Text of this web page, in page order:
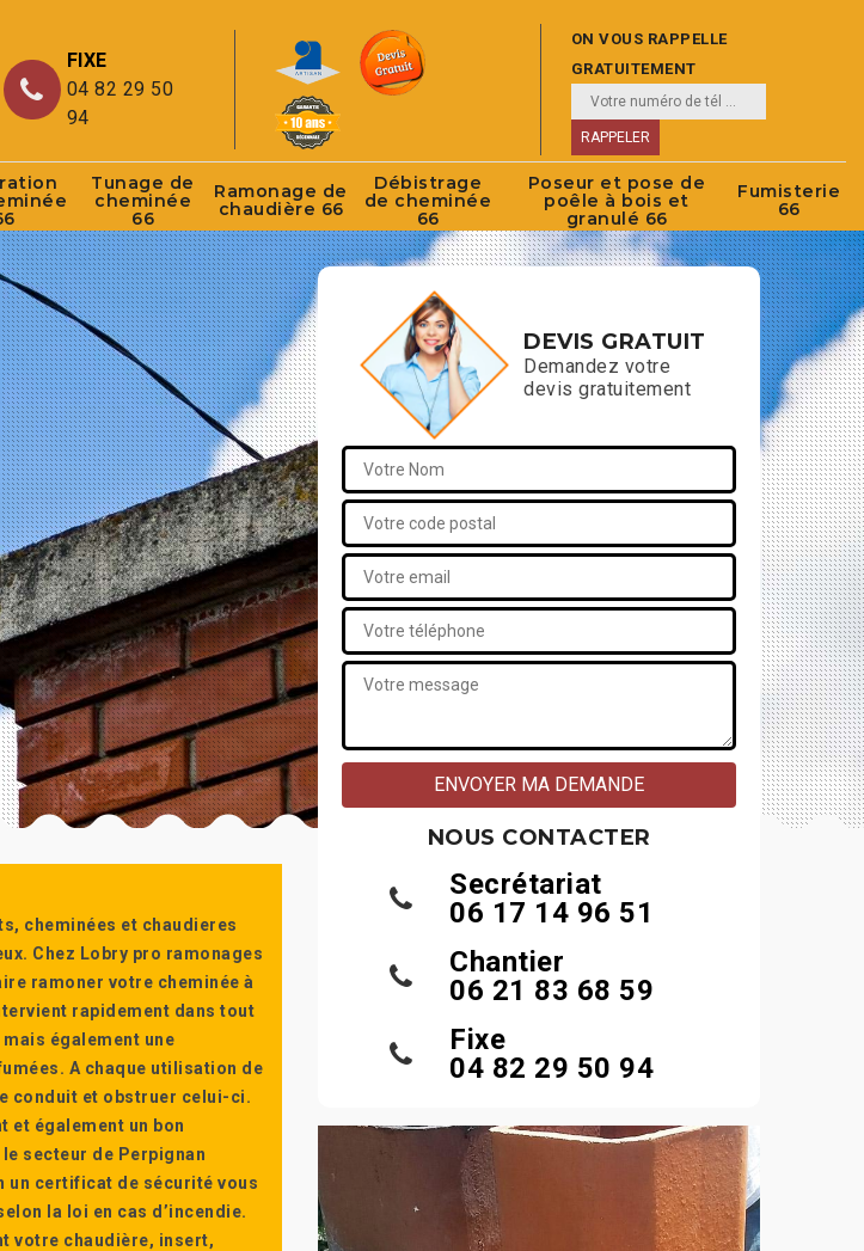
FIXE
04 82 29 50
94
ON VOUS RAPPELLE
GRATUITEMENT
Tunage de
cheminée
66
Ramonage de
chaudière 66
Débistrage
de cheminée
66
Poseur et pose de
poêle à bois et
granulé 66
Fumisterie
66
cheminées et chaudieres
Chez Lobry pro ramonages
ramoner votre cheminée à
rapidement dans tout
également une
A chaque utilisation de
conduit et obstruer celui-ci.
et également un bon
secteur de Perpignan
un certificat de sécurité vous
la loi en cas d’incendie.
votre chaudière, insert,
DEVIS GRATUIT
Demandez votre
devis gratuitement
NOUS CONTACTER
Secrétariat
06 17 14 96 51
Chantier
06 21 83 68 59
Fixe
04 82 29 50 94